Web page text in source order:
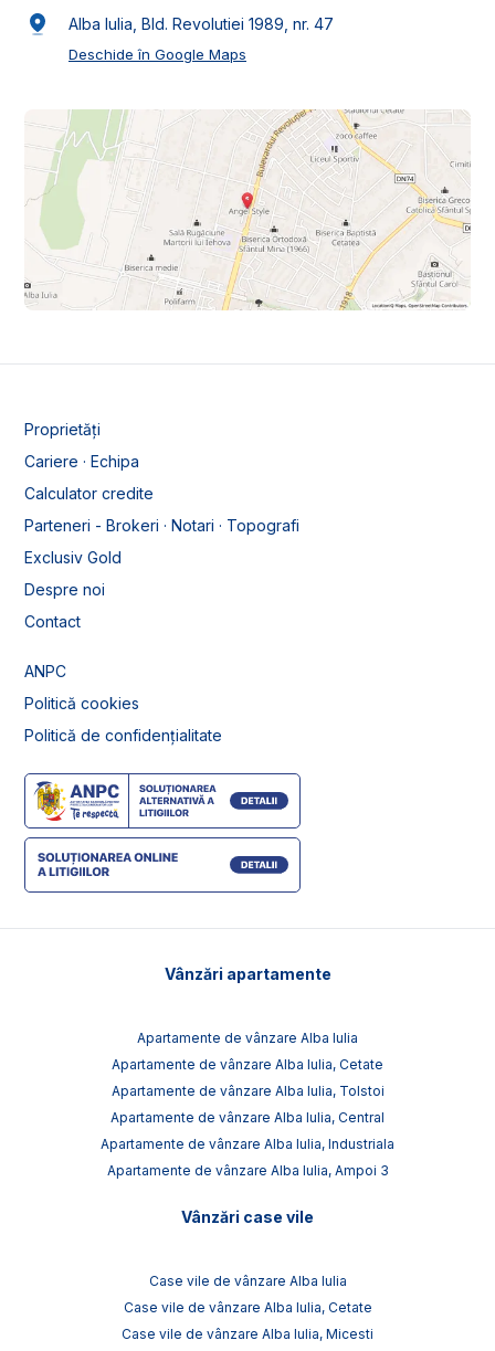
Alba Iulia, Bld. Revolutiei 1989, nr. 47
Deschide în Google Maps
Proprietăți
Cariere · Echipa
Calculator credite
Parteneri - Brokeri · Notari · Topografi
Exclusiv Gold
Despre noi
Contact
ANPC
Politică cookies
Politică de confidențialitate
Vânzări apartamente
Apartamente de vânzare Alba Iulia
Apartamente de vânzare Alba Iulia, Cetate
Apartamente de vânzare Alba Iulia, Tolstoi
Apartamente de vânzare Alba Iulia, Central
Apartamente de vânzare Alba Iulia, Industriala
Apartamente de vânzare Alba Iulia, Ampoi 3
Vânzări case vile
Case vile de vânzare Alba Iulia
Case vile de vânzare Alba Iulia, Cetate
Case vile de vânzare Alba Iulia, Micesti